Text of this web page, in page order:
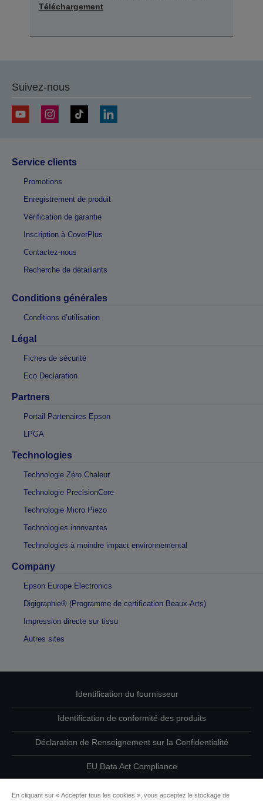
Téléchargement
Suivez-nous
Service clients
Promotions
Enregistrement de produit
Vérification de garantie
Inscription à CoverPlus
Contactez-nous
Recherche de détaillants
Conditions générales
Conditions d’utilisation
Légal
Fiches de sécurité
Eco Declaration
Partners
Portail Partenaires Epson
LPGA
Technologies
Technologie Zéro Chaleur
Technologie PrecisionCore
Technologie Micro Piezo
Technologies innovantes
Technologies à moindre impact environnemental
Company
Epson Europe Electronics
Digigraphie® (Programme de certification Beaux-Arts)
Impression directe sur tissu
Autres sites
Identification du fournisseur
Identification de conformité des produits
Déclaration de Renseignement sur la Confidentialité
EU Data Act Compliance
En cliquant sur « Accepter tous les cookies », vous acceptez le stockage de